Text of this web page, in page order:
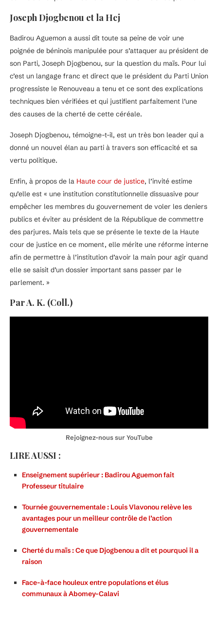
Joseph Djogbenou et la Hcj
Badirou Aguemon a aussi dit toute sa peine de voir une
poignée de béninois manipulée pour s’attaquer au président de
son Parti, Joseph Djogbenou, sur la question du maïs. Pour lui
c’est un langage franc et direct que le président du Parti Union
progressiste le Renouveau a tenu et ce sont des explications
techniques bien vérifiées et qui justifient parfaitement l’une
des causes de la cherté de cette céréale.
Joseph Djogbenou, témoigne-t-il, est un très bon leader qui a
donné un nouvel élan au parti à travers son efficacité et sa
vertu politique.
Enfin, à propos de la Haute cour de justice, l’invité estime
qu’elle est « une institution constitutionnelle dissuasive pour
empêcher les membres du gouvernement de voler les deniers
publics et éviter au président de la République de commettre
des parjures. Mais tels que se présente le texte de la Haute
cour de justice en ce moment, elle mérite une réforme interne
afin de permettre à l’institution d’avoir la main pour agir quand
elle se saisit d’un dossier important sans passer par le
parlement. »
Par A. K. (Coll.)
Rejoignez-nous sur YouTube
LIRE AUSSI :
Enseignement supérieur : Badirou Aguemon fait
Professeur titulaire
Tournée gouvernementale : Louis Vlavonou relève les
avantages pour un meilleur contrôle de l’action
gouvernementale
Cherté du maïs : Ce que Djogbenou a dit et pourquoi il a
raison
Face-à-face houleux entre populations et élus
communaux à Abomey-Calavi